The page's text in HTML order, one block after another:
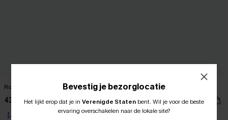
Roze gestreepte jumpsuit
43,00 €
【AG18】2 met 10% korting
Witte jumpsuit van Sunlit Shore
46,00 €
Bevestig je bezorglocatie
Het lijkt erop dat je in Verenigde Staten bent. Wil je voor de beste
ervaring overschakelen naar de lokale site?
ABONNEER OM TE KRIJGEN﻿